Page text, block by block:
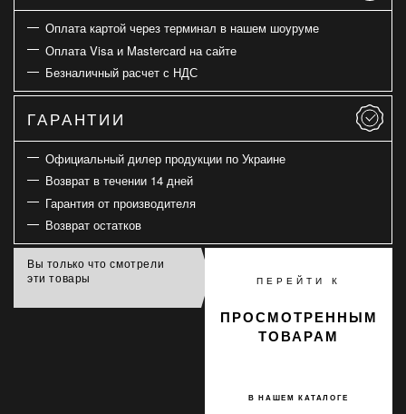
Оплата картой через терминал в нашем шоуруме
Оплата Visa и Mastercard на сайте
Безналичный расчет с НДС
ГАРАНТИИ
Официальный дилер продукции по Украине
Возврат в течении 14 дней
Гарантия от производителя
Возврат остатков
Вы только что смотрели
эти товары
ПЕРЕЙТИ К
В НАШЕМ КАТАЛОГЕ
ПРОСМОТРЕННЫМ
ТОВАРАМ